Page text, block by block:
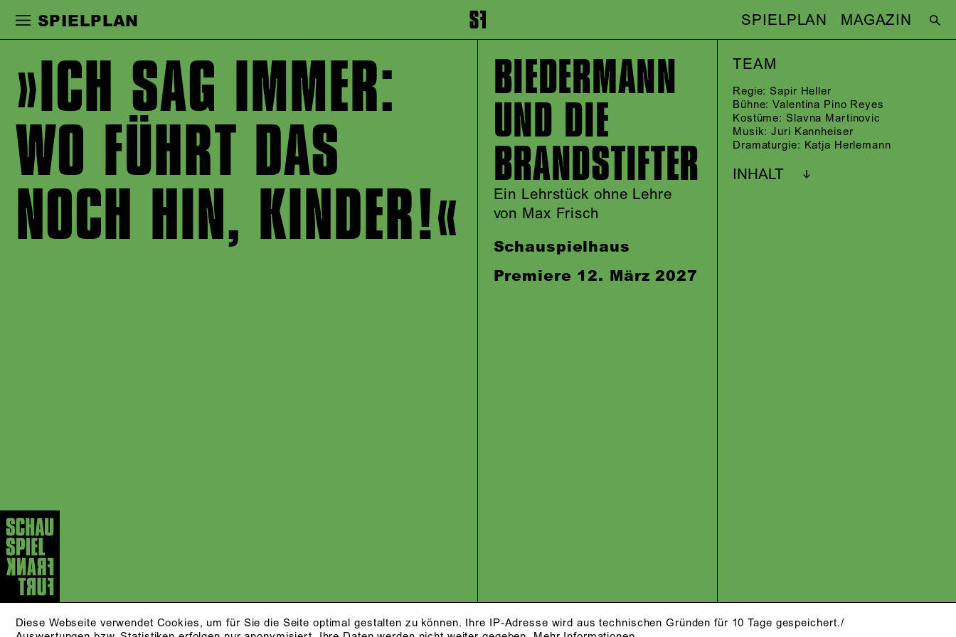
Zur Hauptnavigation springen Zum Footer springen
SPIELPLAN SPIELPLAN MAGAZIN
Diese Webseite verwendet Cookies, um für Sie die Seite optimal gestalten zu können. Ihre IP-Adresse wird aus technischen Gründen für 10 Tage gespeichert./
BIEDERMANN
UND DIE
BRANDSTIFTER
Ein Lehrstück ohne Lehre
von Max Frisch
Schauspielhaus
Premiere 12. März 2027
TEAM
Regie:Sapir Heller
Bühne:Valentina Pino Reyes
Kostüme: Slavna Martinovic
Musik:Juri Kannheiser
Dramaturgie: Katja Herlemann
INHALT
ICH SAG IMMER:
WO FÜHRT DAS
NOCH HIN, KINDER!